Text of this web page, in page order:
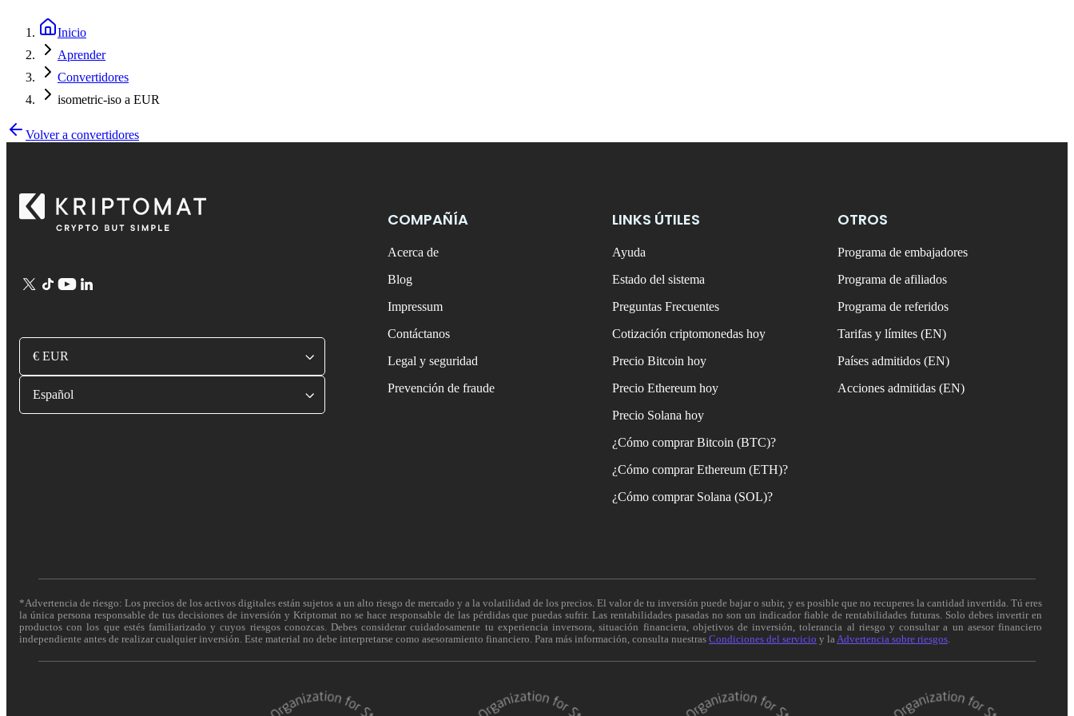
Inicio
Aprender
Convertidores
isometric-iso a EUR
Volver a convertidores
€ EUR
Español
COMPAÑÍA
Acerca de
Blog
Impressum
Contáctanos
Legal y seguridad
Prevención de fraude
LINKS ÚTILES
Ayuda
Estado del sistema
Preguntas Frecuentes
Cotización criptomonedas hoy
Precio Bitcoin hoy
Precio Ethereum hoy
Precio Solana hoy
¿Cómo comprar Bitcoin (BTC)?
¿Cómo comprar Ethereum (ETH)?
¿Cómo comprar Solana (SOL)?
OTROS
Programa de embajadores
Programa de afiliados
Programa de referidos
Tarifas y límites (EN)
Países admitidos (EN)
Acciones admitidas (EN)
*Advertencia de riesgo: Los precios de los activos digitales están sujetos a un alto riesgo de mercado y a la volatilidad de los precios. El valor de tu inversión puede bajar o subir, y es posible que no recuperes la cantidad invertida. Tú eres
la única persona responsable de tus decisiones de inversión y Kriptomat no se hace responsable de las pérdidas que puedas sufrir. Las rentabilidades pasadas no son un indicador fiable de rentabilidades futuras. Solo debes invertir en
productos con los que estés familiarizado y cuyos riesgos conozcas. Debes considerar cuidadosamente tu experiencia inversora, situación financiera, objetivos de inversión, tolerancia al riesgo y consultar a un asesor financiero
independiente antes de realizar cualquier inversión. Este material no debe interpretarse como asesoramiento financiero. Para más información, consulta nuestras Condiciones del servicio y la Advertencia sobre riesgos